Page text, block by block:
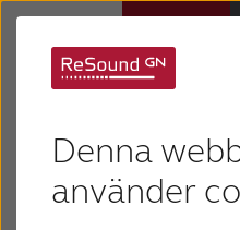
Denna
använder
Om nedsatt hörsel
hörsel-